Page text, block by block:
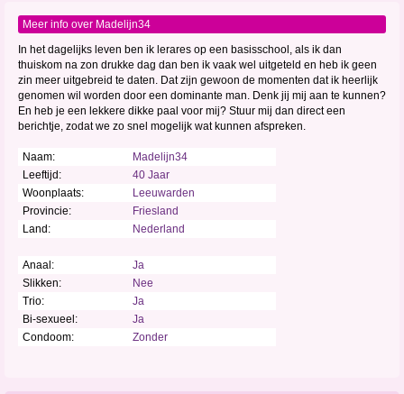
Meer info over Madelijn34
In het dagelijks leven ben ik lerares op een basisschool, als ik dan
thuiskom na zon drukke dag dan ben ik vaak wel uitgeteld en heb ik geen
zin meer uitgebreid te daten. Dat zijn gewoon de momenten dat ik heerlijk
genomen wil worden door een dominante man. Denk jij mij aan te kunnen?
En heb je een lekkere dikke paal voor mij? Stuur mij dan direct een
berichtje, zodat we zo snel mogelijk wat kunnen afspreken.
Naam:
Madelijn34
Leeftijd:
40 Jaar
Woonplaats:
Leeuwarden
Provincie:
Friesland
Land:
Nederland
Anaal:
Ja
Slikken:
Nee
Trio:
Ja
Bi-sexueel:
Ja
Condoom:
Zonder